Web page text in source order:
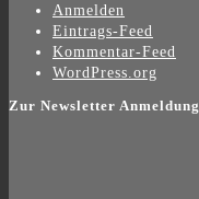
Anmelden
Eintrags-Feed
Kommentar-Feed
WordPress.org
Zur Newsletter Anmeldung